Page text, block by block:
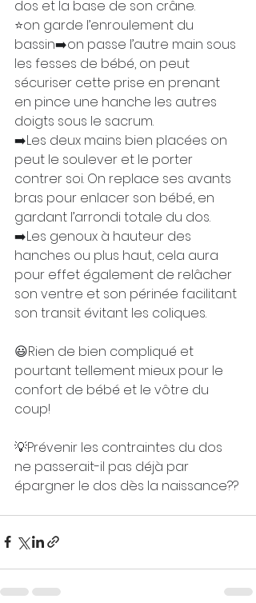
dos et la base de son crâne.
⭐️on garde l’enroulement du
bassin➡️on passe l’autre main sous
les fesses de bébé, on peut
sécuriser cette prise en prenant
en pince une hanche les autres
doigts sous le sacrum.
➡️Les deux mains bien placées on
peut le soulever et le porter
contrer soi. On replace ses avants
bras pour enlacer son bébé, en
gardant l’arrondi totale du dos.
➡️Les genoux à hauteur des
hanches ou plus haut, cela aura
pour effet également de relâcher
son ventre et son périnée facilitant
son transit évitant les coliques.
😃Rien de bien compliqué et
pourtant tellement mieux pour le
confort de bébé et le vôtre du
coup! ⠀
💡Prévenir les contraintes du dos
ne passerait-il pas déjà par
épargner le dos dès la naissance??